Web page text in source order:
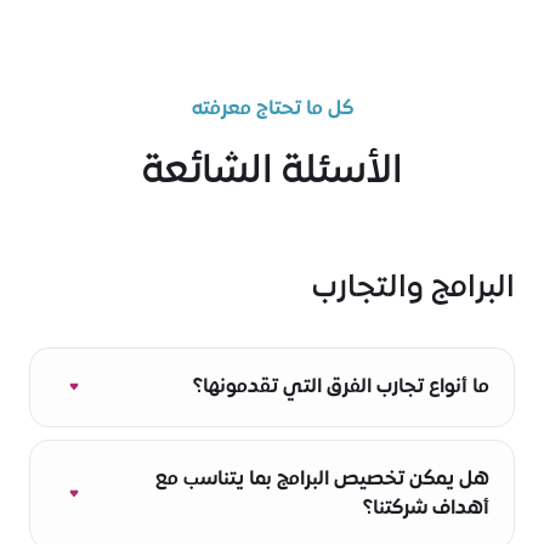
كل ما تحتاج معرفته
الأسئلة الشائعة
البرامج والتجارب
ما أنواع تجارب الفرق التي تقدمونها؟
نقدم مجموعة من تجارب الفرق الهادفة، تشمل
تحدي مدينة إكسبو، والجولات المميزة، ولعبة «ماذا
تفضل؟»، وبرنامج الاستدامة قيد التنفيذ، و«الطبيعة
قيد التنفيذ: علم المواطن»، وبرنامج الملقحات. وقد
هل يمكن تخصيص البرامج بما يتناسب مع
أهداف شركتنا؟